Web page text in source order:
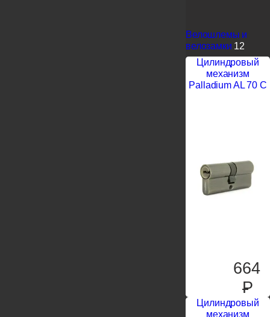
Велошлемы и
велозамки 12
Цилиндровый
механизм
Palladium AL 70 C
664
P
Цилиндровый
механизм